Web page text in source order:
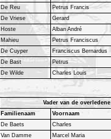
De Reu Petrus Francis
De Vriese Gerard
Hoste Alban André
Mahieu Petrus Franciscus
De Cuyper Franciscus Bernardus
De Bast Petrus
De Wilde Charles Louis
Vader van de overledene
Familienaam Voornaam
De Baets Charles
Van Damme Marcel Maria